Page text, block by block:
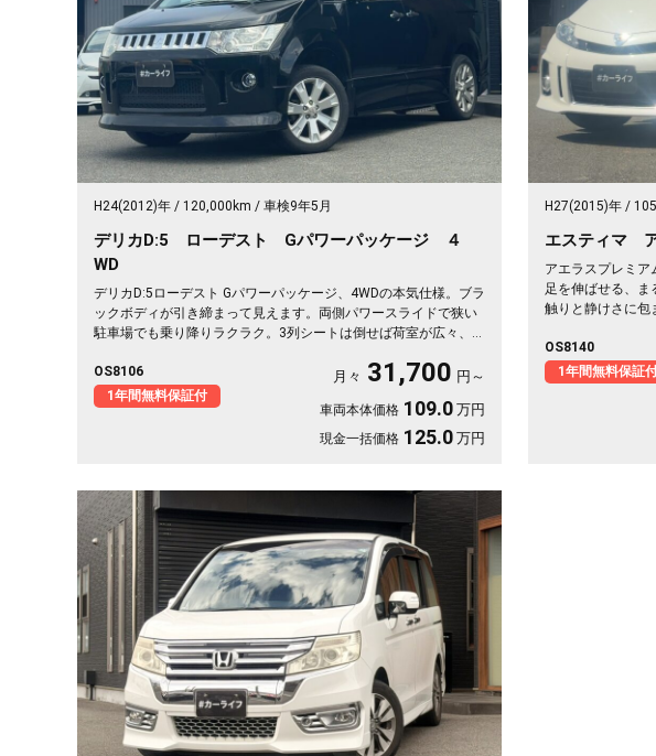
H24(2012)年 120,000km 車検9年5月
デリカD:5 ローデスト Gパワーパッケージ ４
WD
デリカD:5ローデスト Gパワーパッケージ、4WDの本気仕様。ブラ
ックボディが引き締まって見えます。両側パワースライドで狭い
駐車場でも乗り降りラクラク。3列シートは倒せば荷室が広々、キ
きな車体もスッと駐車OK。雪道もアウトドアも仲間との遠出も、
これ一台で頼れる相棒に🚗✨💺🙌。安心して長く乗れる《1年保証
付》です😊
OS8106
1年間無料保証付
月々 31,700 円～
車両本体価格 109.0 万円
現金一括価格 125.0 万円
H27(2015)年
エスティマ
アエラスプレミア
足を伸ばせる、ま
触りと静けさに包
道も迷わず、休
ールの艶やかなボ
選ぶなら《1年保
OS8140
1年間無料保証